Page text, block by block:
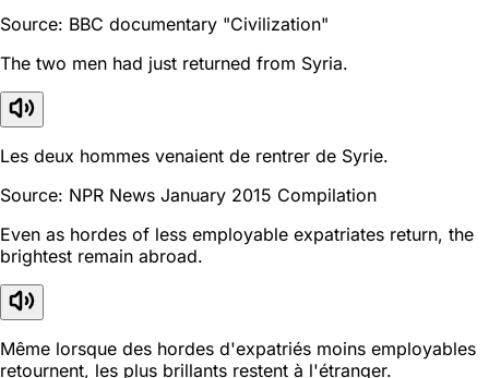
Source: BBC documentary "Civilization"
The two men had just returned from Syria.
Les deux hommes venaient de rentrer de Syrie.
Source: NPR News January 2015 Compilation
Even as hordes of less employable expatriates return, the
brightest remain abroad.
Même lorsque des hordes d'expatriés moins employables
retournent, les plus brillants restent à l'étranger.